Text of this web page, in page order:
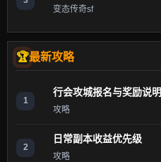
变态传奇sf
最新攻略
1
行会攻城报名与奖励说明
攻略
2
日常副本收益优先级
攻略